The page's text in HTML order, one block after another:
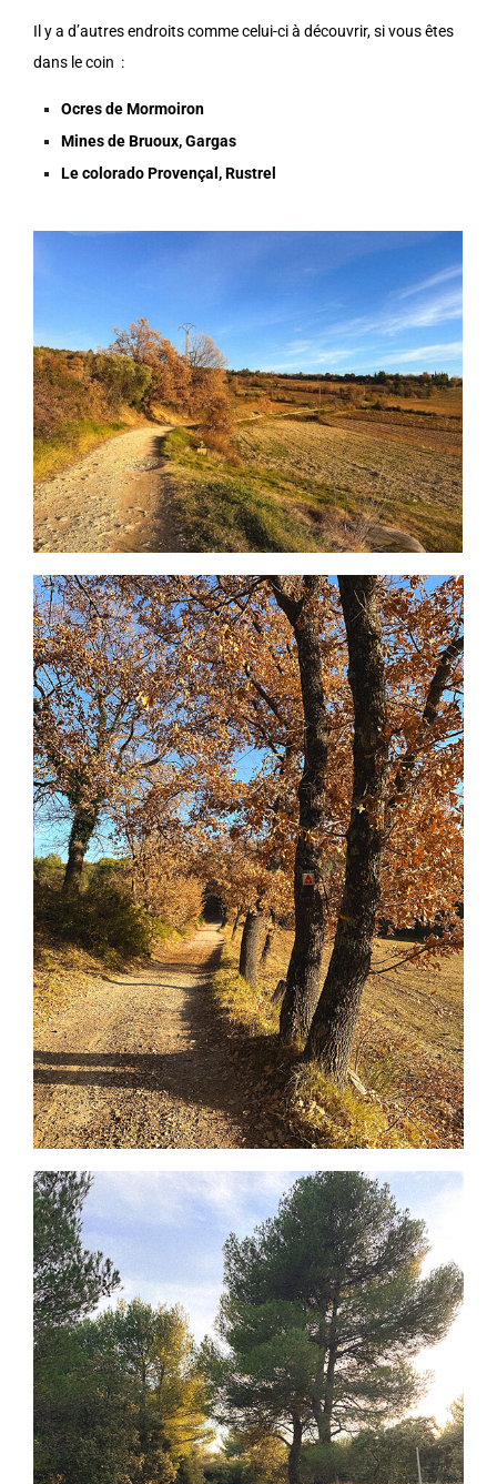
Il y a d’autres endroits comme celui-ci à découvrir, si vous êtes
dans le coin :
Ocres de Mormoiron
Mines de Bruoux, Gargas
Le colorado Provençal, Rustrel